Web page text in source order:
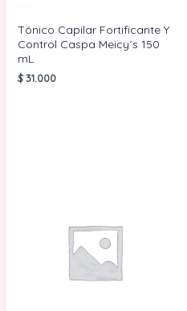
Tónico Capilar Fortificante Y
Control Caspa Meicy´s 150
mL
$31.000